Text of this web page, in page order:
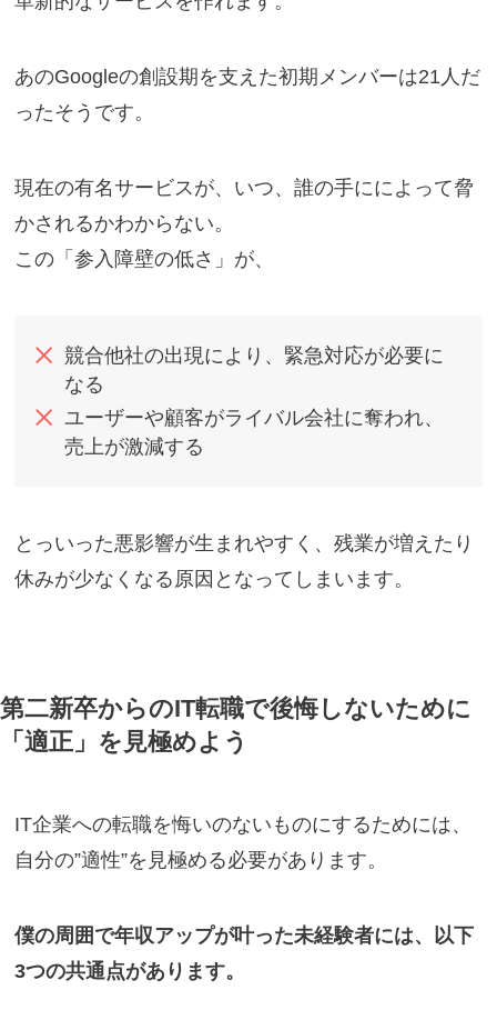
あのGoogleの創設期を支えた初期メンバーは21人だ
ったそうです。
現在の有名サービスが、いつ、誰の手にによって脅
かされるかわからない。
この「参入障壁の低さ」が、
競合他社の出現により、緊急対応が必要に
なる
ユーザーや顧客がライバル会社に奪われ、
売上が激減する
とっいった悪影響が生まれやすく、残業が増えたり
休みが少なくなる原因となってしまいます。
第二新卒からのIT転職で後悔しないために
「適正」を見極めよう
IT企業への転職を悔いのないものにするためには、
自分の”適性”を見極める必要があります。
僕の周囲で年収アップが叶った未経験者には、以下
3つの共通点があります。